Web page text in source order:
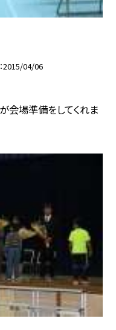
2015/04/06
会場準備をしてくれま